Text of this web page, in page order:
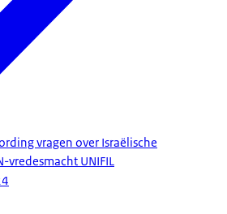
vragen over Israëlische
vredesmacht UNIFIL